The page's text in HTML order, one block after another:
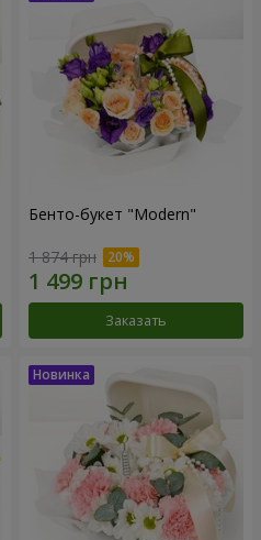
Бенто-букет "Modern"
1 874 грн
Заказать